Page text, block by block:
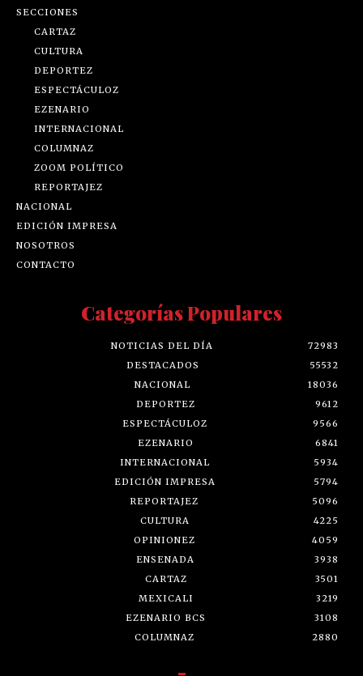
SECCIONES
CARTAZ
CULTURA
DEPORTEZ
ESPECTÁCULOZ
EZENARIO
INTERNACIONAL
COLUMNAZ
ZOOM POLÍTICO
REPORTAJEZ
NACIONAL
EDICIÓN IMPRESA
NOSOTROS
CONTACTO
Categorías Populares
NOTICIAS DEL DÍA
72983
DESTACADOS
55532
NACIONAL
18036
DEPORTEZ
9612
ESPECTÁCULOZ
9566
EZENARIO
6841
INTERNACIONAL
5934
EDICIÓN IMPRESA
5794
REPORTAJEZ
5096
CULTURA
4225
OPINIONEZ
4059
ENSENADA
3938
CARTAZ
3501
MEXICALI
3219
EZENARIO BCS
3108
COLUMNAZ
2880